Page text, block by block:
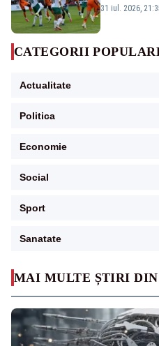
MAI MULTE ȘTIRI DIN
190 de
31 iul. 2026,
CATEGORII
Actualitate
Politica
Economie
Social
Sport
Sanatate